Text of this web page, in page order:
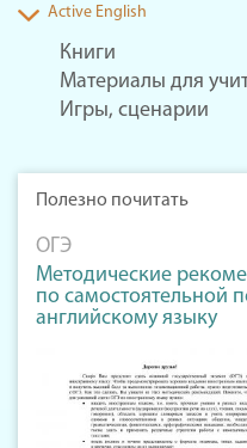
Active English
Книги
Материалы для
Игры, сценарии
Полезно почитать
ОГЭ
Методические
по самостоятельной
английскому языку